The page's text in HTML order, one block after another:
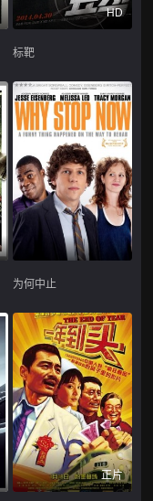
HD
标靶
为何中止
正片